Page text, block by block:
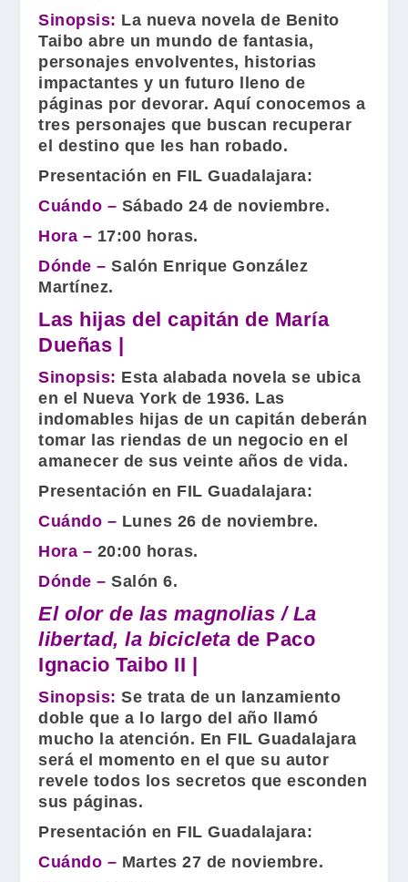
Sinopsis: La nueva novela de Benito
Taibo abre un mundo de fantasia,
personajes envolventes, historias
impactantes y un futuro lleno de
páginas por devorar. Aquí conocemos a
tres personajes que buscan recuperar
el destino que les han robado.
Presentación en FIL Guadalajara:
Cuándo – Sábado 24 de noviembre.
Hora – 17:00 horas.
Dónde – Salón Enrique González
Martínez.
Las hijas del capitán de María
Dueñas |
Sinopsis: Esta alabada novela se ubica
en el Nueva York de 1936. Las
indomables hijas de un capitán deberán
tomar las riendas de un negocio en el
amanecer de sus veinte años de vida.
Presentación en FIL Guadalajara:
Cuándo – Lunes 26 de noviembre.
Hora – 20:00 horas.
Dónde – Salón 6.
El olor de las magnolias / La
libertad, la bicicleta de Paco
Ignacio Taibo II |
Sinopsis: Se trata de un lanzamiento
doble que a lo largo del año llamó
mucho la atención. En FIL Guadalajara
será el momento en el que su autor
revele todos los secretos que esconden
sus páginas.
Presentación en FIL Guadalajara:
Cuándo – Martes 27 de noviembre.